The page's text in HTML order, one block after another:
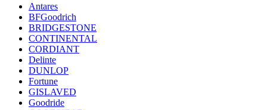
Antares
BFGoodrich
BRIDGESTONE
CONTINENTAL
CORDIANT
Delinte
DUNLOP
Fortune
GISLAVED
Goodride